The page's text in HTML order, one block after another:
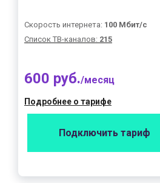
Скорость интернета: 100 Мбит/с
Список ТВ-каналов: 215
600 руб./месяц
Подробнее о тарифе
Подключить тариф